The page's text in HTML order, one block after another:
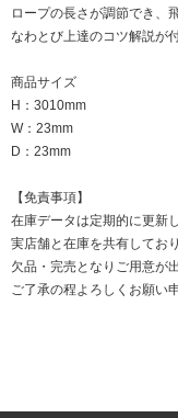
ロープの長さが調節でき、
なわとび上達のコツ解説が
商品サイズ
H：3010mm
W：23mm
D：23mm
【免責事項】
在庫データは定期的に更新
実店舗と在庫を共有してお
欠品・完売となりご用意が
ご了承の程よろしくお願い